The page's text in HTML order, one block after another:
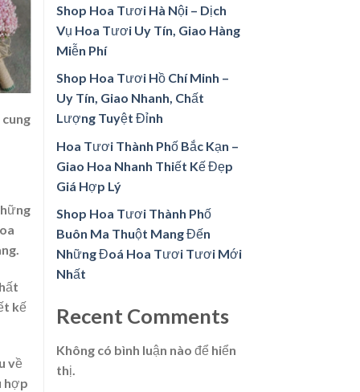
kế
về
hợp
Shop Hoa Tươi Hà Nội – Dịch
Vụ Hoa Tươi Uy Tín, Giao Hàng
Miễn Phí
Shop Hoa Tươi Hồ Chí Minh –
Uy Tín, Giao Nhanh, Chất
Lượng Tuyệt Đỉnh
Hoa Tươi Thành Phố Bắc Kạn –
Giao Hoa Nhanh Thiết Kế Đẹp
Giá Hợp Lý
Shop Hoa Tươi Thành Phố
Buôn Ma Thuột Mang Đến
Những Đoá Hoa Tươi Tươi Mới
Nhất
Recent Comments
Không có bình luận nào để hiển
thị.